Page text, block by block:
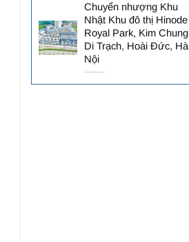
Chuyển nhượng Khu
Nhật Khu đô thị Hinode
Royal Park, Kim Chung
Di Trạch, Hoài Đức, Hà
Nội